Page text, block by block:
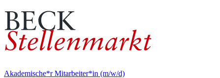
Akademische*r Mitarbeiter*in (m/w/d)